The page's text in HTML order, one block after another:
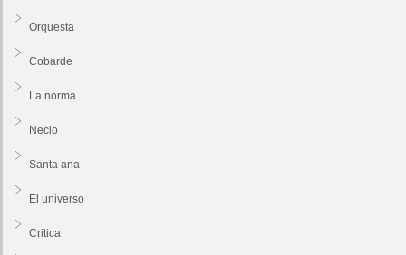
Orquesta
Cobarde
La norma
Necio
Santa ana
El universo
Critica